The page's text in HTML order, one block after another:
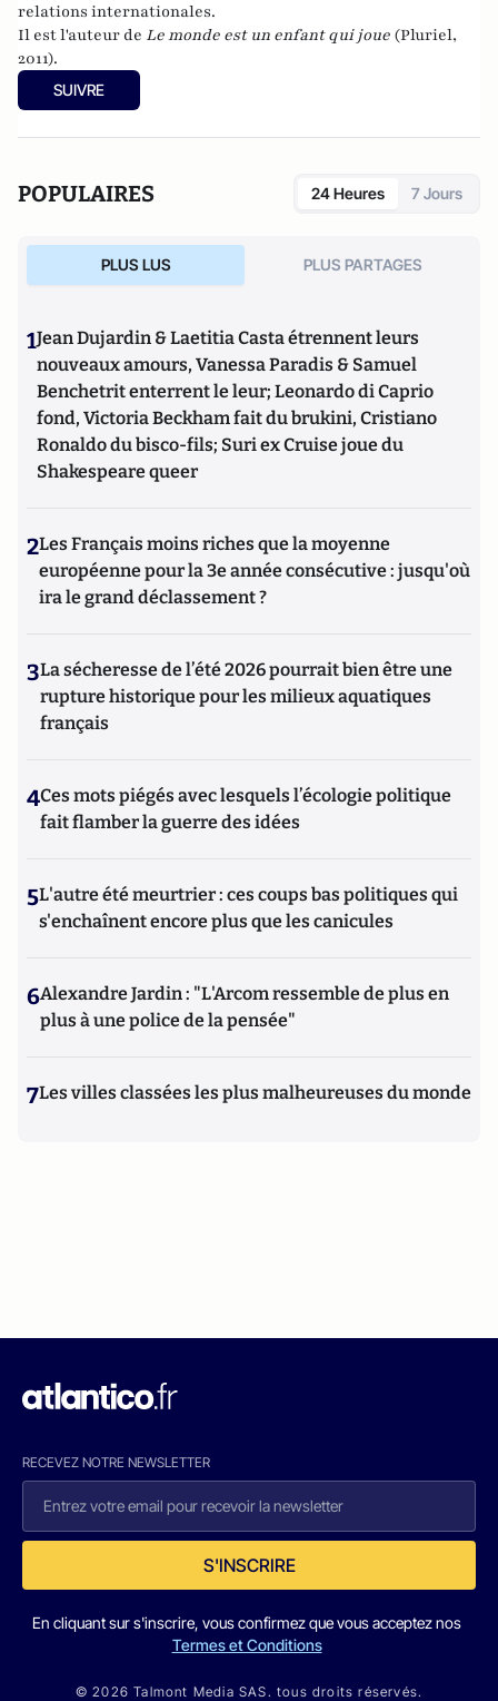
relations internationales.
Il est l'auteur de Le monde est un enfant qui joue (Pluriel,
2011).
SUIVRE
POPULAIRES 24 Heures 7 Jours
PLUS LUS PLUS PARTAGES
1Jean Dujardin & Laetitia Casta étrennent leurs
nouveaux amours, Vanessa Paradis & Samuel
Benchetrit enterrent le leur; Leonardo di Caprio
fond, Victoria Beckham fait du brukini, Cristiano
Ronaldo du bisco-fils; Suri ex Cruise joue du
Shakespeare queer
2Les Français moins riches que la moyenne
européenne pour la 3e année consécutive : jusqu'où
ira le grand déclassement ?
3La sécheresse de l’été 2026 pourrait bien être une
rupture historique pour les milieux aquatiques
français
4Ces mots piégés avec lesquels l’écologie politique
fait flamber la guerre des idées
5L'autre été meurtrier : ces coups bas politiques qui
s'enchaînent encore plus que les canicules
6Alexandre Jardin : "L'Arcom ressemble de plus en
plus à une police de la pensée"
7Les villes classées les plus malheureuses du monde
RECEVEZ NOTRE NEWSLETTER
S'INSCRIRE
En cliquant sur s'inscrire, vous confirmez que vous acceptez nos
Termes et Conditions
© 2026 Talmont Media SAS. tous droits réservés.